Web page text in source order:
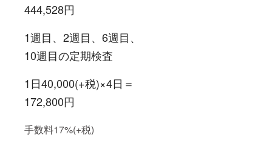
444,528円
1週目、2週目、6週目、
10週目の定期検査
1日40,000(+税)×4日＝
172,800円
手数料17%(+税)